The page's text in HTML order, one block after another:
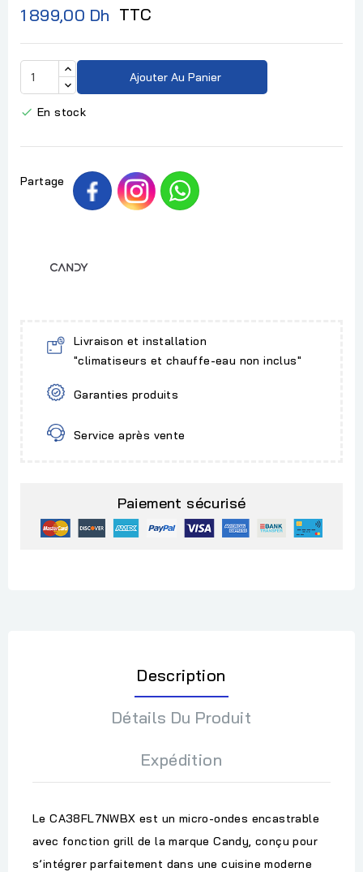
1 899,00 Dh TTC
Ajouter Au Panier
 En stock
Partage
Livraison et installation
"climatiseurs et chauffe-eau non inclus"
Garanties produits
Service après vente
Paiement sécurisé
Description
Détails Du Produit
Expédition
LeCA38FL7NWBX est un micro-ondes encastrable
avec fonction grill de la marque Candy, conçu pour
s’intégrer parfaitement dans une cuisine moderne